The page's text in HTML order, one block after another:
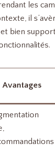
les
il
bien
Avantages